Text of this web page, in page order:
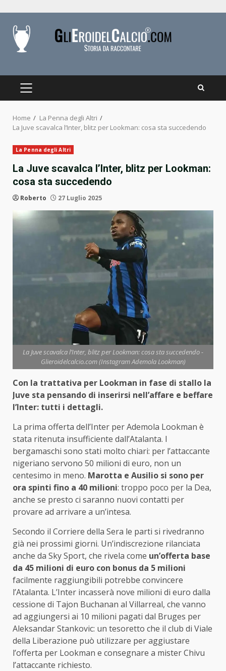
content
PRIMARY
Home
La Penna degli Altri
La Juve scavalca l’Inter, blitz per Lookman: cosa sta succedendo
La Penna degli Altri
La Juve scavalca l’Inter, blitz per Lookman:
cosa sta succedendo
Roberto 27 Luglio 2025
La Juve scavalca l’Inter, blitz per Lookman: cosa sta succedendo -
Glieroidelcalcio.com (Instagram Ademola Lookman)
Con la trattativa per Lookman in fase di stallo la
Juve sta pensando di inserirsi nell’affare e beffare
l’Inter: tutti i dettagli.
La prima offerta dell’Inter per Ademola Lookman è
stata ritenuta insufficiente dall’Atalanta. I
bergamaschi sono stati molto chiari: per l’attaccante
nigeriano servono 50 milioni di euro, non un
centesimo in meno. Marotta e Ausilio si sono per
ora spinti fino a 40 milioni: troppo poco per la Dea,
anche se presto ci saranno nuovi contatti per
provare ad arrivare a un’intesa.
Secondo il Corriere della Sera le parti si rivedranno
già nei prossimi giorni. Un’indiscrezione rilanciata
anche da Sky Sport, che rivela come un’offerta base
da 45 milioni di euro con bonus da 5 milioni
facilmente raggiungibili potrebbe convincere
l’Atalanta. L’Inter incasserà nove milioni di euro dalla
cessione di Tajon Buchanan al Villarreal, che vanno
ad aggiungersi ai 10 milioni pagati dal Bruges per
Aleksandar Stankovic: un tesoretto che il club di Viale
della Liberazione può utilizzare per aggiustare
l’offerta per Lookman e consegnare a mister Chivu
l’attaccante richiesto.